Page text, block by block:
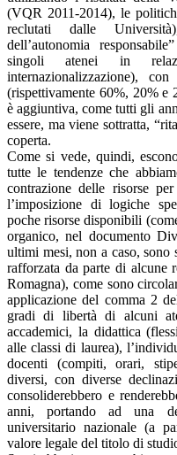
(VQR 2011-2014), le
reclutati dalle
dell’autonomia
singoli atenei in
internazionalizzazione),
(rispettivamente 60%, 20% e
è aggiuntiva, come tutti gli
essere, ma viene sottratta,
coperta.
Come si vede, quindi,
tutte le tendenze che
contrazione delle risorse
l’imposizione di logiche
poche risorse disponibili
organico, nel documento
ultimi mesi, non a caso, sono
rafforzata da parte di alcune
Romagna), come sono
applicazione del comma 2
gradi di libertà di alcuni
accademici, la didattica
alle classi di laurea),
docenti (compiti, orari,
diversi, con diverse
consoliderebbero e
anni, portando ad una
universitario nazionale (a
valore legale del titolo di